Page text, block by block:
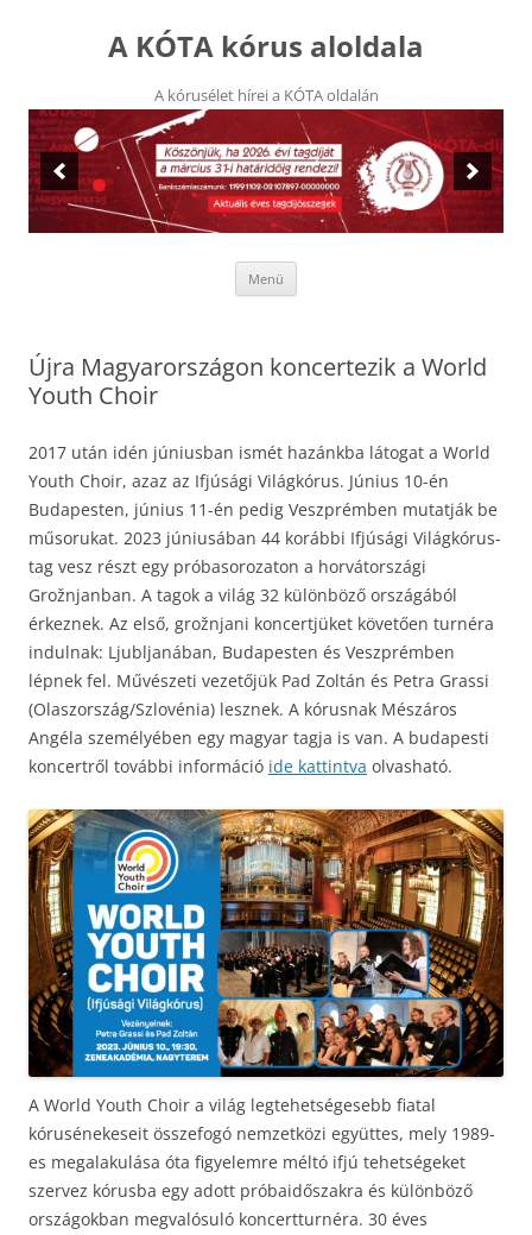
tartalombaA KÓTA kórus aloldala
A kórusélet hírei a KÓTA oldalán
Menü
Újra Magyarországon koncertezik a World
Youth Choir
2017 után idén júniusban ismét hazánkba látogat a World
Youth Choir, azaz az Ifjúsági Világkórus. Június 10-én
Budapesten, június 11-én pedig Veszprémben mutatják be
műsorukat. 2023 júniusában 44 korábbi Ifjúsági Világkórus-
tag vesz részt egy próbasorozaton a horvátországi
Grožnjanban. A tagok a világ 32 különböző országából
érkeznek. Az első, grožnjani koncertjüket követően turnéra
indulnak: Ljubljanában, Budapesten és Veszprémben
lépnek fel. Művészeti vezetőjük Pad Zoltán és Petra Grassi
(Olaszország/Szlovénia) lesznek. A kórusnak Mészáros
Angéla személyében egy magyar tagja is van. A budapesti
koncertről további információ ide kattintva olvasható.
A World Youth Choir a világ legtehetségesebb fiatal
kórusénekeseit összefogó nemzetközi együttes, mely 1989-
es megalakulása óta figyelemre méltó ifjú tehetségeket
szervez kórusba egy adott próbaidőszakra és különböző
országokban megvalósuló koncertturnéra. 30 éves